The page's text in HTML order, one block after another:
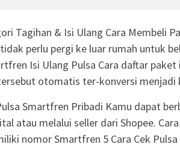
Tagihan & Isi Ulang Cara Membeli
perlu pergi ke luar rumah untuk
Isi Ulang Pulsa Cara daftar
otomatis ter-konversi
Smartfren Pribadi Kamu dapat
atau melalui seller dari Shopee.
nomor Smartfren 5 Cara Cek